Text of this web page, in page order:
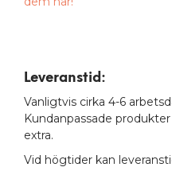
Leveranstid:
Vanligtvis cirka 4-6
Kundanpassade
extra.
Vid högtider kan